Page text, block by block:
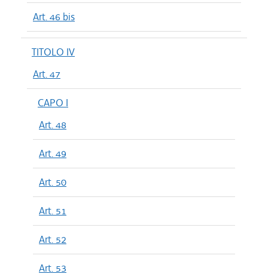
Art. 46 bis
TITOLO IV
Art. 47
CAPO I
Art. 48
Art. 49
Art. 50
Art. 51
Art. 52
Art. 53